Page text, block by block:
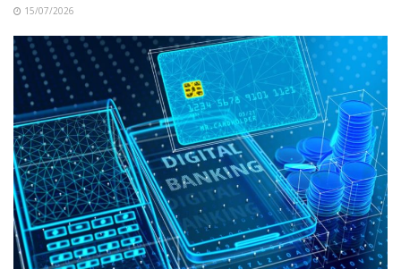
15/07/2026